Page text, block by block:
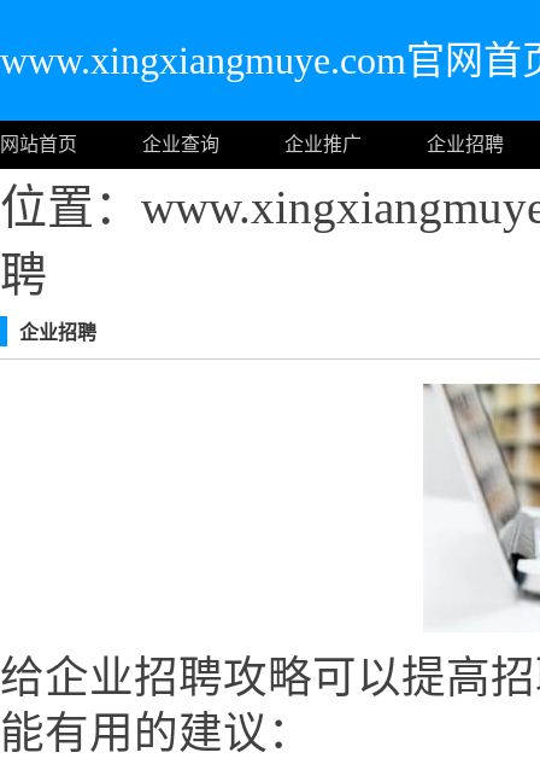
www.xingxiangmuye.com官网首
网站首页 企业查询 企业推广 企业招聘
位置：
聘
企业招聘
给企业招聘攻略可以提高
能有用的建议：